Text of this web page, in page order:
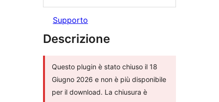
Supporto
Descrizione
Questo plugin è stato chiuso il 18
Giugno 2026 e non è più disponibile
per il download. La chiusura è